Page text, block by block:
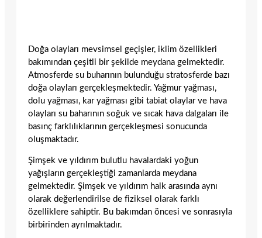
Doğa olayları mevsimsel geçişler, iklim özellikleri
bakımından çeşitli bir şekilde meydana gelmektedir.
Atmosferde su buharının bulunduğu stratosferde bazı
doğa olayları gerçekleşmektedir. Yağmur yağması,
dolu yağması, kar yağması gibi tabiat olaylar ve hava
olayları su baharının soğuk ve sıcak hava dalgaları ile
basınç farklılıklarının gerçekleşmesi sonucunda
oluşmaktadır.
Şimşek ve yıldırım bulutlu havalardaki yoğun
yağışların gerçekleştiği zamanlarda meydana
gelmektedir. Şimşek ve yıldırım halk arasında aynı
olarak değerlendirilse de fiziksel olarak farklı
özelliklere sahiptir. Bu bakımdan öncesi ve sonrasıyla
birbirinden ayrılmaktadır.